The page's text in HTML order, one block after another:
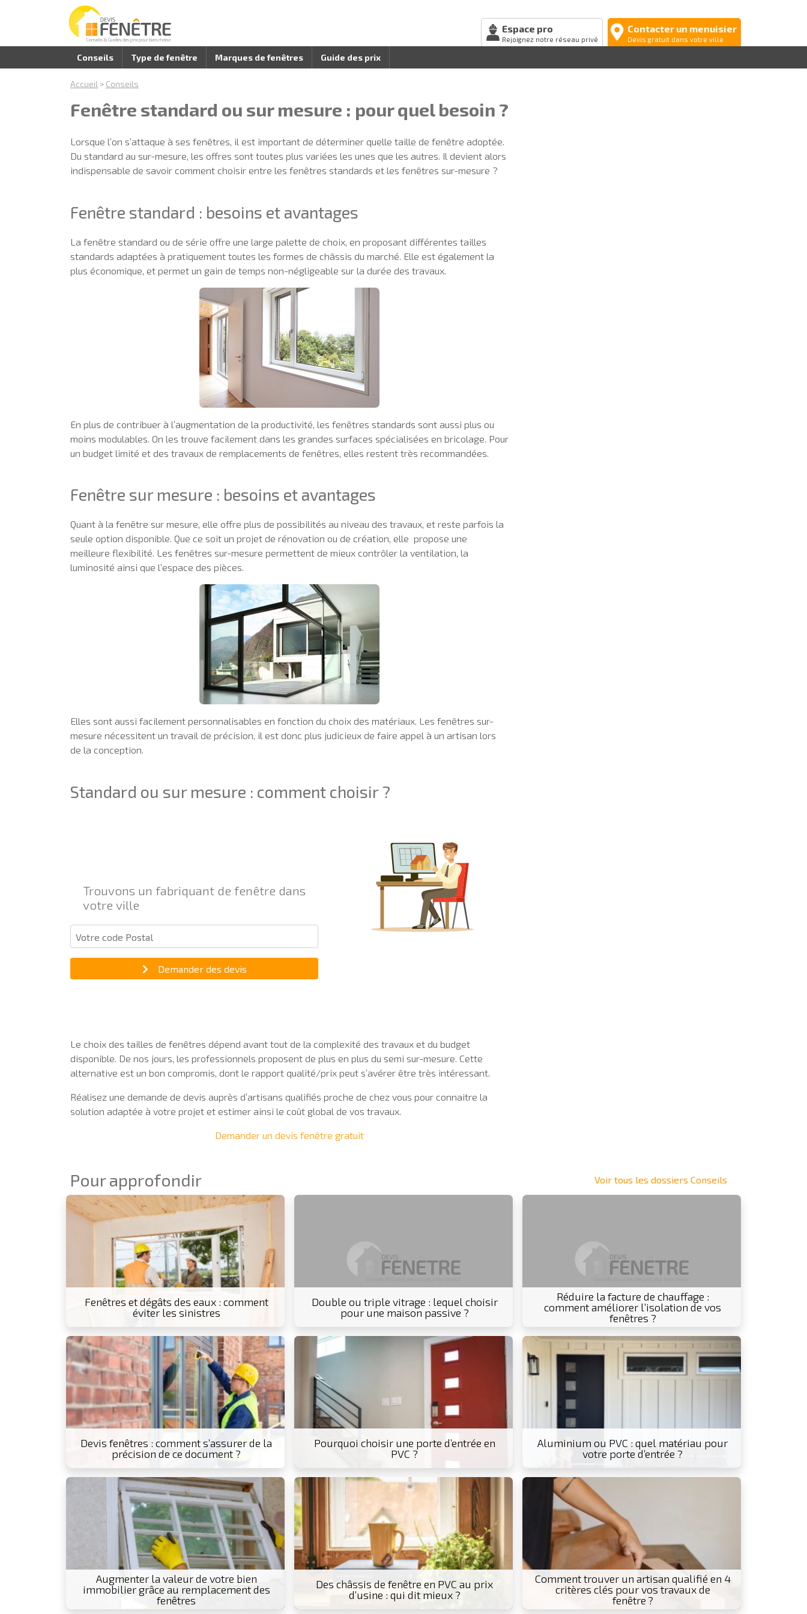
Espace pro
Rejoignez notre réseau privé
Contacter un menuisier
Devis gratuit dans votre ville
Conseils Type de fenêtre Marques de fenêtres Guide des prix
Accueil > Conseils
Fenêtre standard ou sur mesure : pour quel besoin ?
Lorsque l’on s’attaque à ses fenêtres, il est important de déterminer quelle taille de fenêtre adoptée.
Du standard au sur-mesure, les offres sont toutes plus variées les unes que les autres. Il devient alors
indispensable de savoir comment choisir entre les fenêtres standards et les fenêtres sur-mesure ?
Fenêtre standard : besoins et avantages
La fenêtre standard ou de série offre une large palette de choix, en proposant différentes tailles
standards adaptées à pratiquement toutes les formes de châssis du marché. Elle est également la
plus économique, et permet un gain de temps non-négligeable sur la durée des travaux.
En plus de contribuer à l’augmentation de la productivité, les fenêtres standards sont aussi plus ou
moins modulables. On les trouve facilement dans les grandes surfaces spécialisées en bricolage. Pour
un budget limité et des travaux de remplacements de fenêtres, elles restent très recommandées.
Fenêtre sur mesure : besoins et avantages
Quant à la fenêtre sur mesure, elle offre plus de possibilités au niveau des travaux, et reste parfois la
seule option disponible. Que ce soit un projet de rénovation ou de création, elle propose une
meilleure flexibilité. Les fenêtres sur-mesure permettent de mieux contrôler la ventilation, la
luminosité ainsi que l’espace des pièces.
Elles sont aussi facilement personnalisables en fonction du choix des matériaux. Les fenêtres sur-
mesure nécessitent un travail de précision, il est donc plus judicieux de faire appel à un artisan lors
de la conception.
Standard ou sur mesure : comment choisir ?
Trouvons un fabriquant de fenêtre dans
votre ville
Demander des devis
Le choix des tailles de fenêtres dépend avant tout de la complexité des travaux et du budget
disponible. De nos jours, les professionnels proposent de plus en plus du semi sur-mesure. Cette
alternative est un bon compromis, dont le rapport qualité/prix peut s’avérer être très intéressant.
Réalisez une demande de devis auprès d’artisans qualifiés proche de chez vous pour connaitre la
solution adaptée à votre projet et estimer ainsi le coût global de vos travaux.
Demander un devis fenêtre gratuit
Pour approfondir Voir tous les dossiers Conseils
Fenêtres et dégâts des eaux : comment
éviter les sinistres
Double ou triple vitrage : lequel choisir
pour une maison passive ?
Réduire la facture de chauffage :
comment améliorer l’isolation de vos
fenêtres ?
Devis fenêtres : comment s’assurer de la
précision de ce document ?
Pourquoi choisir une porte d’entrée en
PVC ?
Aluminium ou PVC : quel matériau pour
votre porte d’entrée ?
Augmenter la valeur de votre bien
immobilier grâce au remplacement des
fenêtres
Des châssis de fenêtre en PVC au prix
d’usine : qui dit mieux ?
Comment trouver un artisan qualifié en 4
critères clés pour vos travaux de
fenêtre ?